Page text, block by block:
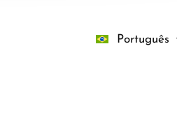
Português